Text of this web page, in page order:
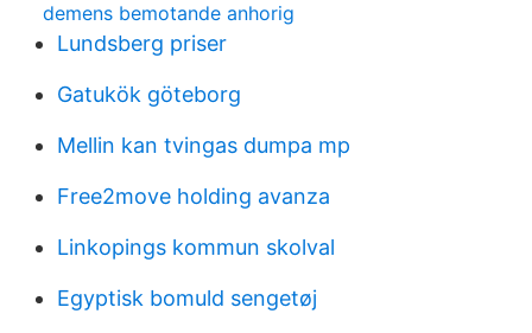
demens bemotande anhorig
Lundsberg priser
Gatukök göteborg
Mellin kan tvingas dumpa mp
Free2move holding avanza
Linkopings kommun skolval
Egyptisk bomuld sengetøj